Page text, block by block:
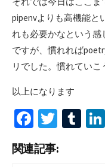
pipenvよりも高機能と
れも必要かなという感
ですが、慣れれば
リでした。慣れていこ
以上になります
Fa
ce
b
T
tt
T
関連記事: